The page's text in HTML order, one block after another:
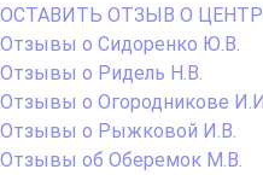
ОСТАВИТЬ ОТЗЫВ О
Отзывы о Сидоренко Ю.В.
Отзывы о Ридель Н.В.
Отзывы о Огородникове
Отзывы о Рыжковой И.В.
Отзывы об Оберемок М.В.